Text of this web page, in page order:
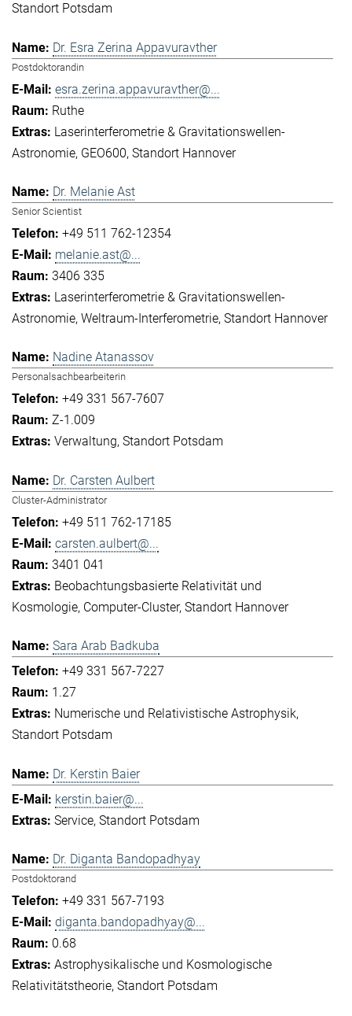
Standort Potsdam
Dr. Esra Zerina Appavuravther
Postdoktorandin
esra.zerina.appavuravther@...
Ruthe
Laserinterferometrie & Gravitationswellen-
Astronomie GEO600 Standort Hannover
Dr. Melanie Ast
Senior Scientist
+49 511 762-12354
melanie.ast@...
3406 335
Laserinterferometrie & Gravitationswellen-
Astronomie Weltraum-Interferometrie Standort Hannover
Nadine Atanassov
Personalsachbearbeiterin
+49 331 567-7607
Z-1.009
Verwaltung Standort Potsdam
Dr. Carsten Aulbert
Cluster-Administrator
+49 511 762-17185
carsten.aulbert@...
3401 041
Beobachtungsbasierte Relativität und
Kosmologie Computer-Cluster Standort Hannover
Sara Arab Badkuba
+49 331 567-7227
1.27
Numerische und Relativistische Astrophysik
Standort Potsdam
Dr. Kerstin Baier
kerstin.baier@...
Service Standort Potsdam
Dr. Diganta Bandopadhyay
Postdoktorand
+49 331 567-7193
diganta.bandopadhyay@...
0.68
Astrophysikalische und Kosmologische
Relativitätstheorie Standort Potsdam